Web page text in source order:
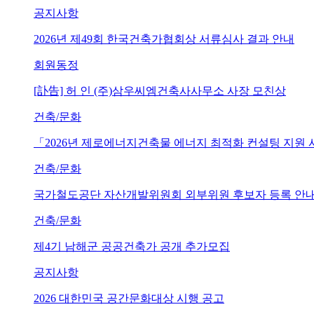
공지사항
2026년 제49회 한국건축가협회상 서류심사 결과 안내
회원동정
[訃告] 허 인 (주)삼우씨엠건축사사무소 사장 모친상
건축/문화
「2026년 제로에너지건축물 에너지 최적화 컨설팅 지원
건축/문화
국가철도공단 자산개발위원회 외부위원 후보자 등록 안
건축/문화
제4기 남해군 공공건축가 공개 추가모집
공지사항
2026 대한민국 공간문화대상 시행 공고